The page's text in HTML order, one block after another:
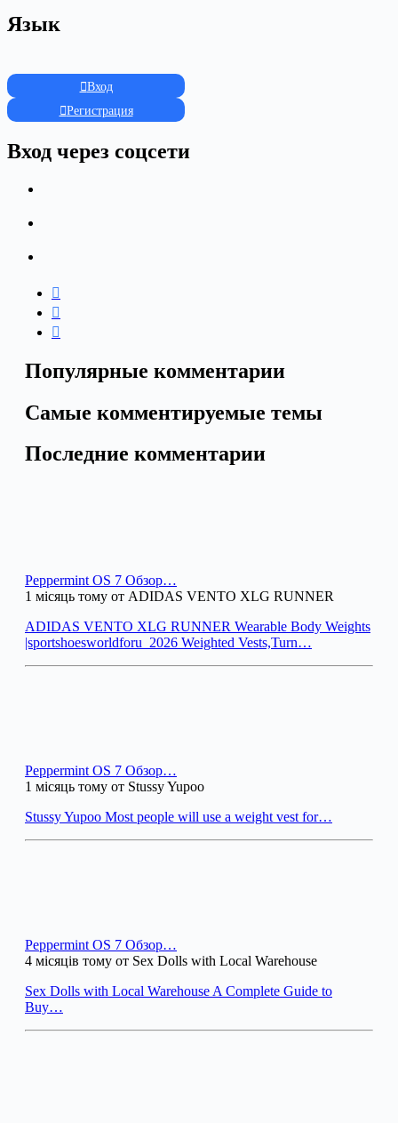
Язык
Вход
Регистрация
Вход через соцсети
Популярные комментарии
Самые комментируемые темы
Последние комментарии
Peppermint OS 7 Обзор…
1 місяць тому от ADIDAS VENTO XLG RUNNER
ADIDAS VENTO XLG RUNNER Wearable Body Weights
|sportshoesworldforu_2026 Weighted Vests,Turn…
Peppermint OS 7 Обзор…
1 місяць тому от Stussy Yupoo
Stussy Yupoo Most people will use a weight vest for…
Peppermint OS 7 Обзор…
4 місяців тому от Sex Dolls with Local Warehouse
Sex Dolls with Local Warehouse A Complete Guide to
Buy…